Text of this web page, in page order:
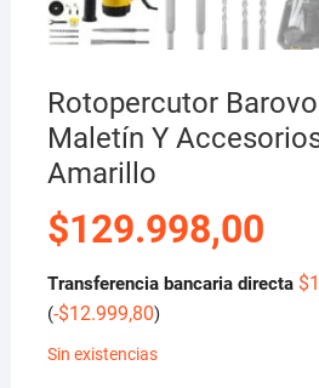
Rotopercutor
Maletín Y
Amarillo
$129.998,00
Transferencia bancaria directa $
(-$12.999,80)
Sin existencias